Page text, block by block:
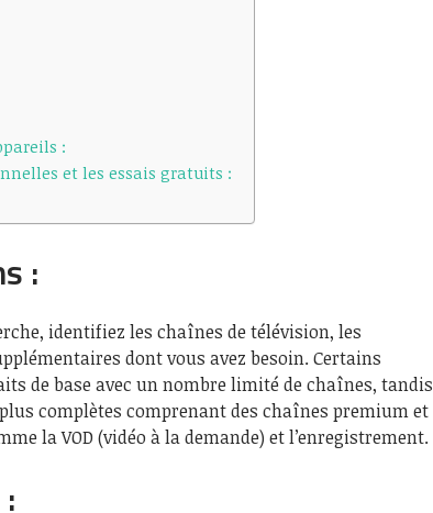
:
et les essais gratuits :
:
identifiez les chaînes de télévision, les
dont vous avez besoin. Certains
de base avec un nombre limité de chaînes, tandis
complètes comprenant des chaînes premium et
la VOD (vidéo à la demande) et l’enregistrement.